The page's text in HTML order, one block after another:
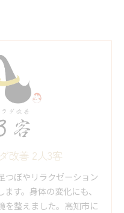
改善 2人3客
つぼやリラクゼーション
す。身体の変化にも、
を整えました。高知市に